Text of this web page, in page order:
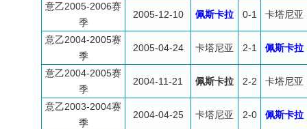
意乙2005-2006赛
季
2005-12-10 佩斯卡拉 0-1 卡塔尼亚
意乙2004-2005赛
季
2005-04-24 卡塔尼亚 2-1 佩斯卡拉
意乙2004-2005赛
季
2004-11-21 佩斯卡拉 2-2 卡塔尼亚
意乙2003-2004赛
季
2004-04-25 卡塔尼亚 2-0 佩斯卡拉